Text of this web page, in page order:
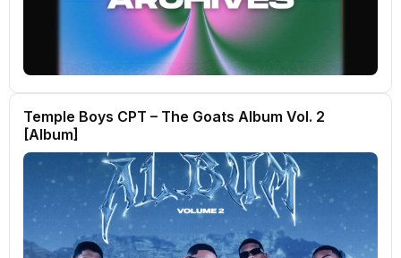
Temple Boys CPT – The Goats Album Vol. 2
[Album]